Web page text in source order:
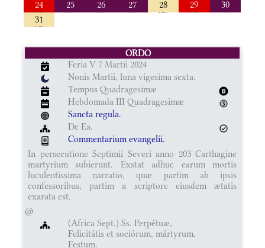
24
25 26 27 28 29
30
31
ORDO
Feria V 7 Martii 2024
Nonis Martii, luna vigesima sexta.
Tempus Quadragesimæ
Hebdomada III Quadragesimæ
Sancta regula.
De Ea.
Commentarium evangelii.
In persecutione Septimii Severi anno 203 Carthagine
martyrium subierunt. Exstat adhuc earum mortis
luculentissima narratio, quæ partim ab ipsis
confessoribus, partim a scriptore eiusdem ætatis
exarata est.
@
(Africa Sept.) Ss. Perpétuæ,
Felicitátis et sociórum, mártyrum,
Festum.